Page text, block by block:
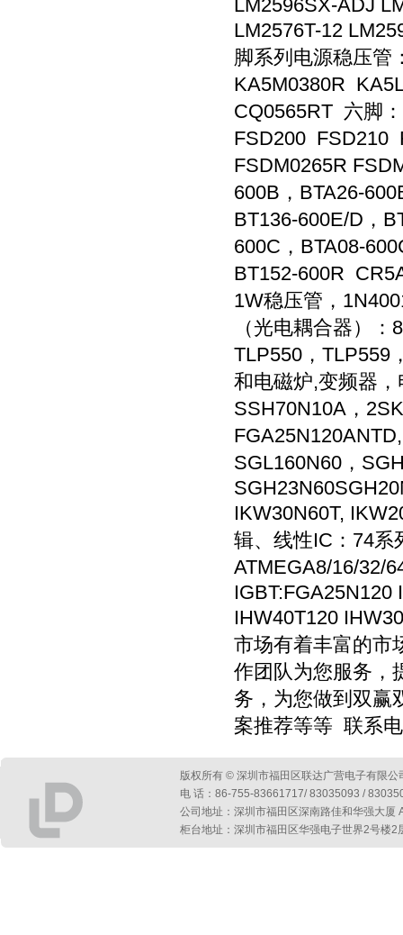
LM2596SX-ADJ
LM2576T-12
脚系列电源稳压管
KA5M0380R
CQ0565RT 六脚
FSD200 FSD210
FSDM0265R
600B，BTA26-
BT136-600E/D，
600C，BTA08-
BT152-600R
1W稳压管，
（光电耦合器）
TLP550，TLP559
和电磁炉,变频器
SSH70N10A，
SGL160N60，
IKW30N60T,
辑、线性IC：74系
ATMEGA8/16/32/
IGBT:FGA25N120
IHW40T120
市场有着丰富的市
作团队为您服务，
务，为您做到双赢
案推荐等等 联系
版权所有 © 深圳市福田区联达广营电子有限公
电 话：86-755-83661717/ 83035093 /
公司地址：深圳市福田区深南路佳和华强大厦
柜台地址：深圳市福田区华强电子世界2号楼2